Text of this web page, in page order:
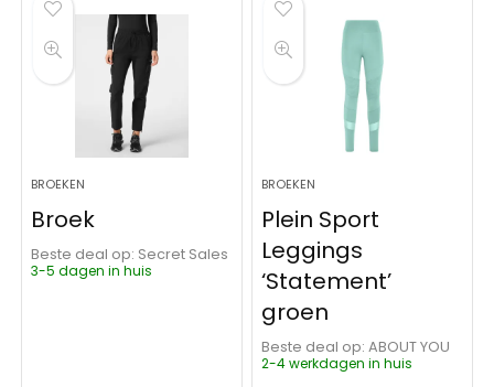
BROEKEN
Broek
Beste deal op:
Secret Sales
3-5 dagen in huis
BROEKEN
Plein Sport
Leggings
‘Statement’
groen
Beste deal op:
ABOUT YOU
2-4 werkdagen in huis